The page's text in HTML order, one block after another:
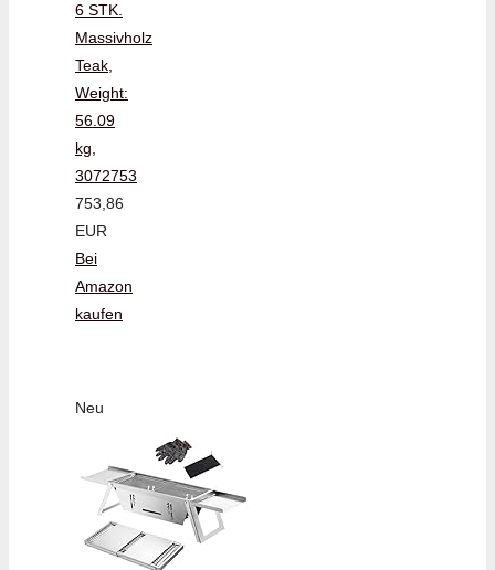
6 STK.
Massivholz
Teak,
Weight:
56.09
kg,
3072753
753,86
EUR
Bei
Amazon
kaufen
Neu